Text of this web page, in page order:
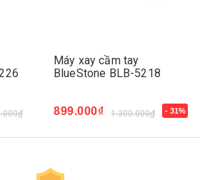
Máy xay cầm tay
BlueStone BLB-5218
899.000₫ 1.300.000₫ - 31%